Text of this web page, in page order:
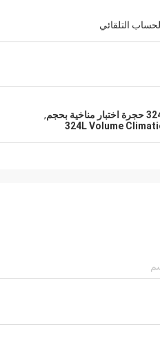
التلقائي
,
324L Volume